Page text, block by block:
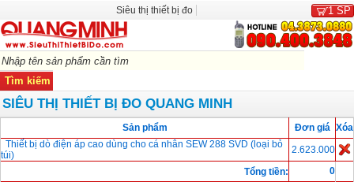
Siêu thị thiết bị đo 1 SP
SIÊU THỊ THIẾT BỊ ĐO QUANG MINH
Sản phẩm Đơn giá Xóa
Thiết bị dò điện áp cao dùng cho cá nhân SEW 288 SVD (loại bỏ
túi)
2.623.000
Tổng tiền:
0